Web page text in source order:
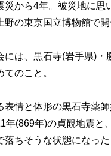
から4年。被災地に思
野の東京国立博物館で開
は、黒石寺(岩手県)・
のこと。
情と体形の黒石寺薬
年(869年)の貞観地震
落ちそうな状態になった